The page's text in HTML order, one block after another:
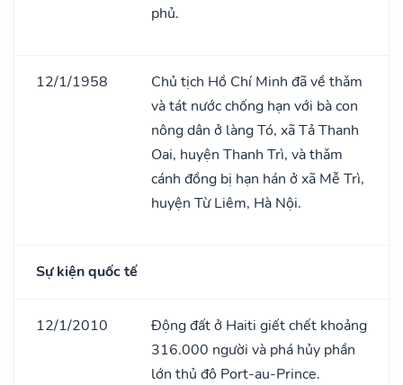
phủ.
12/1/1958
Chủ tịch Hồ Chí Minh đã về thǎm
và tát nước chống hạn với bà con
nông dân ở làng Tó, xã Tả Thanh
Oai, huyện Thanh Trì, và thǎm
cánh đồng bị hạn hán ở xã Mễ Trì,
huyện Từ Liêm, Hà Nội.
Sự kiện quốc tế
12/1/2010
Động đất ở Haiti giết chết khoảng
316.000 người và phá hủy phần
lớn thủ đô Port-au-Prince.